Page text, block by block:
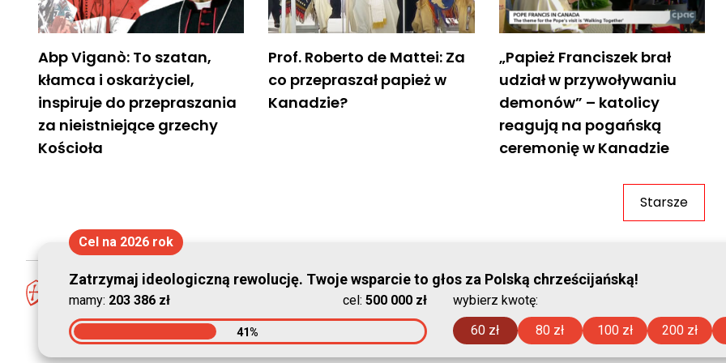
Abp Viganò: To szatan,
kłamca i oskarżyciel,
inspiruje do przepraszania
za nieistniejące grzechy
Kościoła
Prof. Roberto de Mattei: Za
co przepraszał papież w
Kanadzie?
„Papież Franciszek brał
udział w przywoływaniu
demonów” – katolicy
reagują na pogańską
ceremonię w Kanadzie
Starsze
©
Cel na 2026 rok
Zatrzymaj ideologiczną rewolucję. Twoje wsparcie to głos za Polską chrześcijańską!
mamy: 203 386 zł cel: 500 000 zł
41%
wybierz kwotę:
60 zł
80 zł 100 zł 200 zł